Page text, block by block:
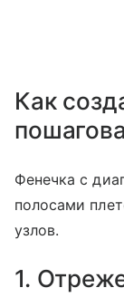
Как
Фенечка с
полосами
узлов.
1.